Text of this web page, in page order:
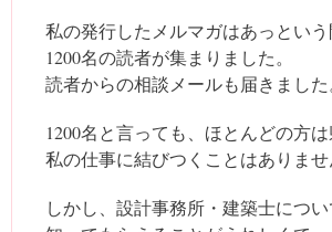
私の発行したメルマガはあっとい
1200名の読者が集まりました。
読者からの相談メールも届きました
1200名と言っても、ほとんどの方は
私の仕事に結びつくことはありませ
しかし、設計事務所・建築士につい